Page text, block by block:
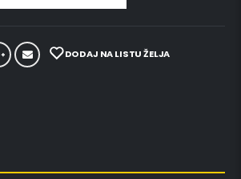
DODAJ NA LISTU ŽELJA